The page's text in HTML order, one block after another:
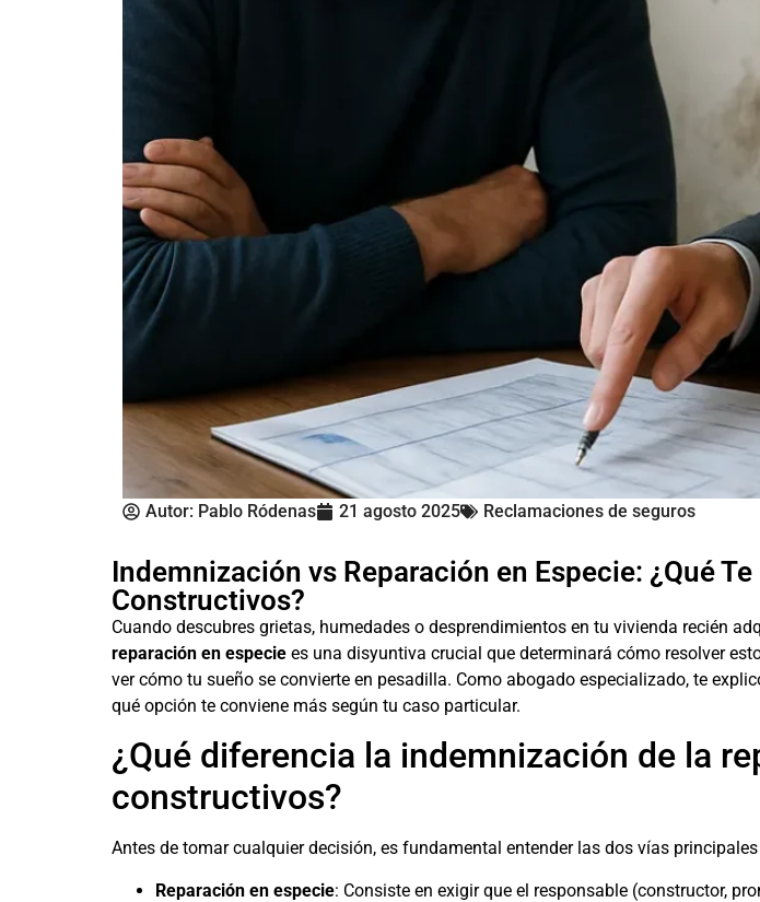
Autor: Pablo Ródenas 21 agosto 2025 Reclamaciones de seguros
Indemnización vs Reparación en Especie: ¿Qué
Constructivos?
Cuando descubres grietas, humedades o desprendimientos en tu vivienda recién
reparación en especie es una disyuntiva crucial que determinará cómo resolver
ver cómo tu sueño se convierte en pesadilla. Como abogado especializado, te
qué opción te conviene más según tu caso particular.
¿Qué diferencia la indemnización de la
constructivos?
Antes de tomar cualquier decisión, es fundamental entender las dos vías
Reparación en especie: Consiste en exigir que el responsable (constructor,